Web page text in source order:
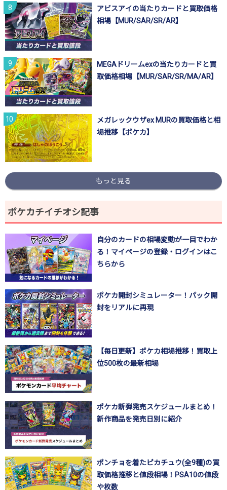
アビスアイの当たりカードと買取価格
相場【MUR/SAR/SR/AR】
MEGAドリームexの当たりカードと買
取価格相場【MUR/SAR/SR/MA/AR】
メガレックウザex MURの買取価格と相
場推移【ポケカ】
もっと見る
ポケカチイチオシ記事
自分のカードの相場変動が一目でわか
る！マイページの登録・ログインはこ
ちらから
ポケカ開封シミュレーター！パック開
封をリアルに再現
【毎日更新】ポケカ相場推移！買取上
位500枚の最新相場
ポケカ新弾発売スケジュールまとめ！
新作商品を発売日別に紹介
ポンチョを着たピカチュウ(全9種)の買
取価格推移と値段相場！PSA10の値段
や枚数